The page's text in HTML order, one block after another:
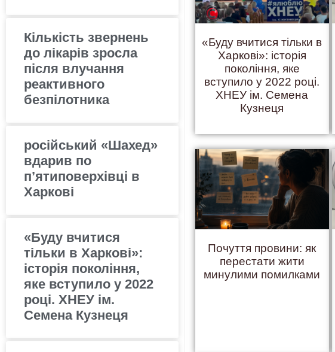
Кількість звернень
до лікарів зросла
після влучання
реактивного
безпілотника
російський «Шахед»
вдарив по
п’ятиповерхівці в
Харкові
«Буду вчитися
тільки в Харкові»:
історія покоління,
яке вступило у 2022
році. ХНЕУ ім.
Семена Кузнеця
«Буду вчитися тільки в
Харкові»: історія
покоління, яке
вступило у 2022 році.
ХНЕУ ім. Семена
Кузнеця
Почуття провини: як
перестати жити
минулими помилками